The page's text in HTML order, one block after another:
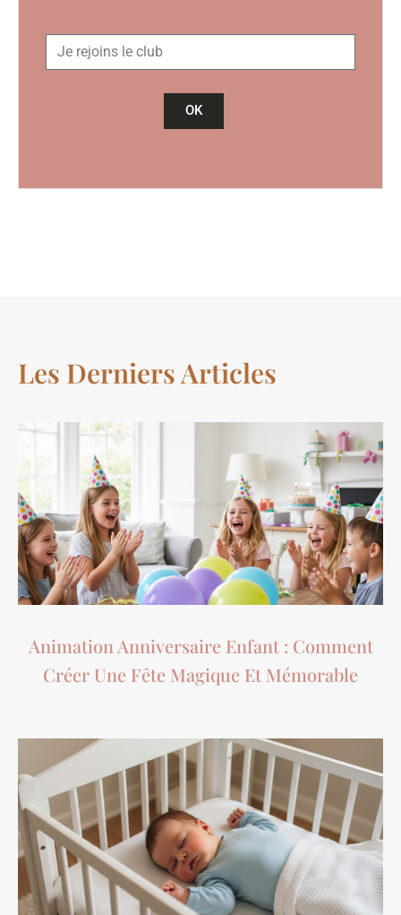
OK
Les Derniers Articles
Animation Anniversaire Enfant : Comment
Créer Une Fête Magique Et Mémorable